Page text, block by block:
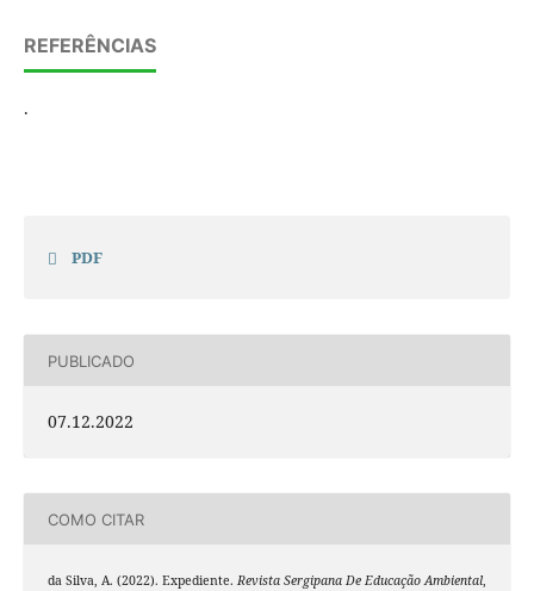
REFERÊNCIAS
.
PDF
PUBLICADO
07.12.2022
COMO CITAR
da Silva, A. (2022). Expediente.Revista Sergipana De Educação Ambiental,